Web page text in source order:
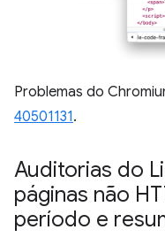
Problemas do
40501131.
Auditorias do
páginas não
período e